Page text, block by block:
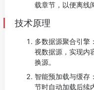
载章节，以便离线
技术原理
多数据源聚合引擎
视数据源，实现内
换源。
智能预加载与缓存
节时自动加载后续